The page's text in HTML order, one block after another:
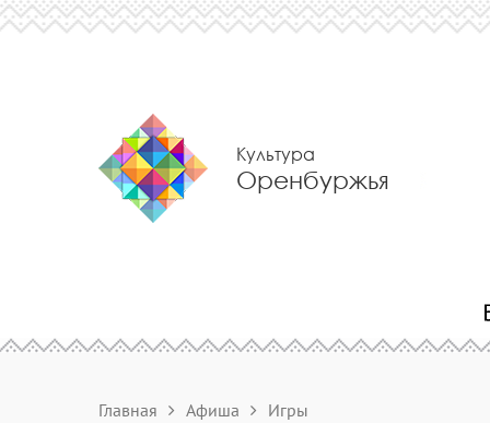
Культура
Оренбуржья
Главная Афиша Игры